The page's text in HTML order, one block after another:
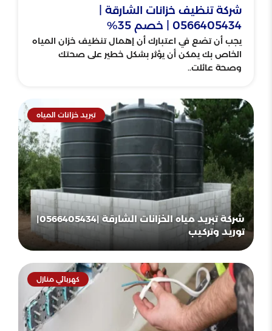
شركة تنظيف خزانات الشارقة |
0566405434 | خصم 35%
يجب أن تضع في اعتبارك أن إهمال تنظيف خزان المياه
الخاص بك يمكن أن يؤثر بشكل خطير على صحتك
وصحة عائلت..
تبريد خزانات المياه
شركة تبريد مياه الخزانات الشارقة |0566405434|
توريد وتركيب
كهربائي منازل